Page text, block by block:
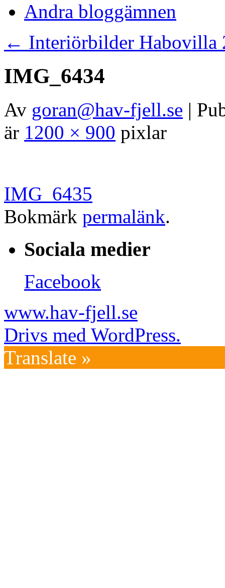
Andra bloggämnen
← Interiörbilder Habovilla
IMG_6434
Av goran@hav-fjell.se |
är 1200 × 900 pixlar
IMG_6435
Bokmärk permalänk.
Sociala medier
Facebook
www.hav-fjell.se
Drivs med WordPress.
Translate »